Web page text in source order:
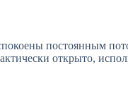
постоянным
открыто,